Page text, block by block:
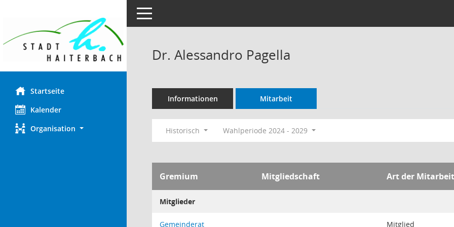
Startseite
Kalender
Organisation
Toggle navigation
Dr. Alessandro Pagella
Informationen Mitarbeit
Historisch Wahlperiode 2024 - 2029
Gremium Mitgliedschaft Art der Mitarbeit
Mitglieder
Gemeinderat Mitglied